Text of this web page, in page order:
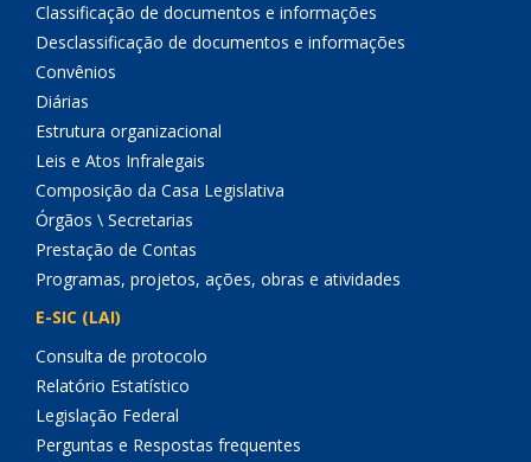
Classificação de documentos e informações
Desclassificação de documentos e informações
Convênios
Diárias
Estrutura organizacional
Leis e Atos Infralegais
Composição da Casa Legislativa
Órgãos \ Secretarias
Prestação de Contas
Programas, projetos, ações, obras e atividades
E-SIC (LAI)
Consulta de protocolo
Relatório Estatístico
Legislação Federal
Perguntas e Respostas frequentes